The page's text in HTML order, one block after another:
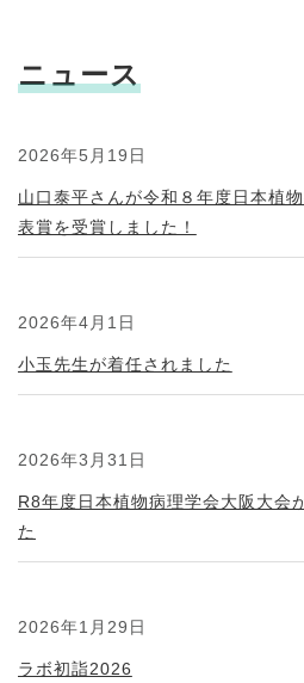
ニュース
2026年5月19日
山口泰平さんが令和８年度日本植
表賞を受賞しました！
2026年4月1日
小玉先生が着任されました
2026年3月31日
R8年度日本植物病理学会大阪大会
た
2026年1月29日
ラボ初詣2026